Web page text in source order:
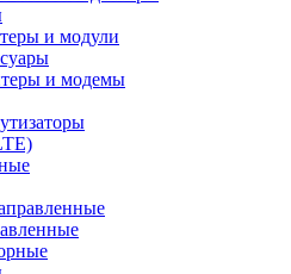
и модули
и модемы